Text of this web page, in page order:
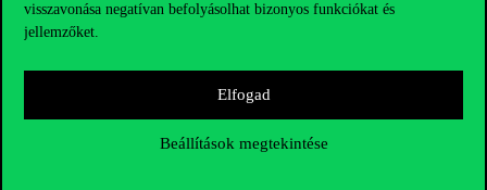
visszavonása negatívan befolyásolhat bizonyos funkciókat és
jellemzőket.
Elfogad
Beállítások megtekintése
Sajtó: press@uni-corvinus.hu